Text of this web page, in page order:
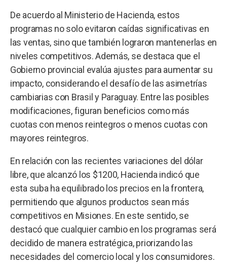
De acuerdo al Ministerio de Hacienda, estos
programas no solo evitaron caídas significativas en
las ventas, sino que también lograron mantenerlas en
niveles competitivos. Además, se destaca que el
Gobierno provincial evalúa ajustes para aumentar su
impacto, considerando el desafío de las asimetrías
cambiarias con Brasil y Paraguay. Entre las posibles
modificaciones, figuran beneficios como más
cuotas con menos reintegros o menos cuotas con
mayores reintegros.
En relación con las recientes variaciones del dólar
libre, que alcanzó los $1200, Hacienda indicó que
esta suba ha equilibrado los precios en la frontera,
permitiendo que algunos productos sean más
competitivos en Misiones. En este sentido, se
destacó que cualquier cambio en los programas será
decidido de manera estratégica, priorizando las
necesidades del comercio local y los consumidores.